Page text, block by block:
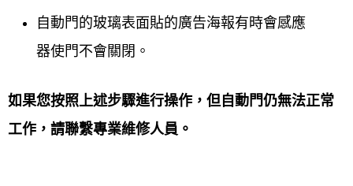
自動門的玻璃表面貼的廣告海報有時會感應
器使門不會關閉。
如果您按照上述步驟進行操作，但自動門仍無法正常
工作，請聯繫專業維修人員。